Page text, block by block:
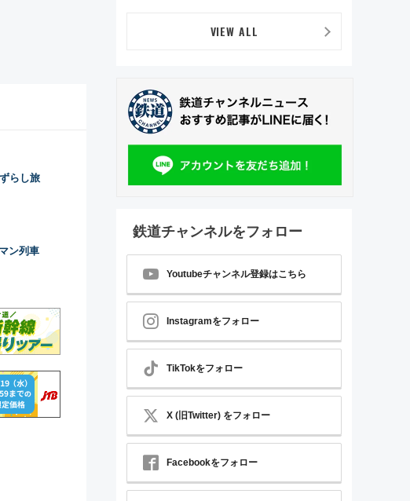
らし旅
ン列車
VIEW ALL
鉄道チャンネルをフォロー
Youtubeチャンネル登録はこちら
Instagramをフォロー
TikTokをフォロー
X (旧Twitter) をフォロー
Facebookをフォロー